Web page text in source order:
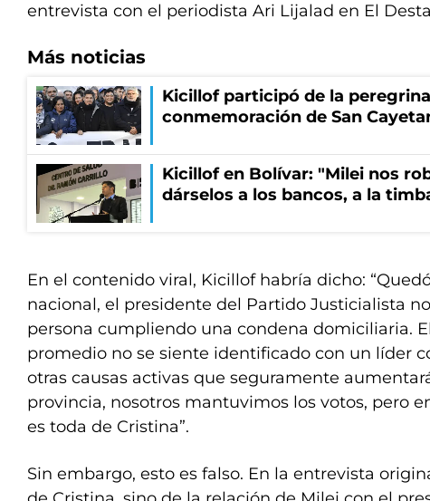
entrevista con el periodista Ari Lijalad en El
Más noticias
Kicillof participó de la
conmemoración de San
Kicillof en Bolívar: "Milei nos
dárselos a los bancos, a la
En el contenido viral, Kicillof habría dicho:
nacional, el presidente del Partido Justicialista
persona cumpliendo una condena domiciliaria.
promedio no se siente identificado con un líder
otras causas activas que seguramente
provincia, nosotros mantuvimos los votos, pero
es toda de Cristina”.
Sin embargo, esto es falso. En la entrevista